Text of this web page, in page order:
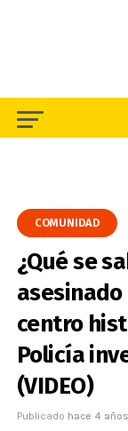
COMUNIDAD
¿Qué se
centro
Policía
(VIDEO)
Publicado hace 4 años